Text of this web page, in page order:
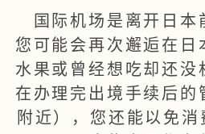
国际机场是离开日本
您可能会再次邂逅在日
水果或曾经想吃却还没
在办理完出境手续后的
附近），您还能以免消